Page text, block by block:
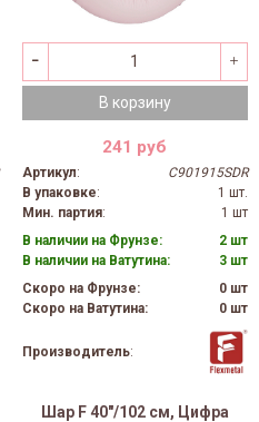
В корзину
241 руб
Артикул:
C901915SDR
В упаковке:
1 шт.
Мин. партия:
1 шт
В наличии на Фрунзе:
2 шт
В наличии на Ватутина:
3 шт
Скоро на Фрунзе:
0 шт
Скоро на Ватутина:
0 шт
Производитель:
Шар F 40"/102 см, Цифра